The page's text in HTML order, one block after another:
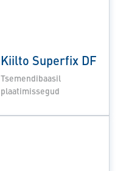
Kiilto Superfix DF
Tsemendibaasil
plaatimissegud